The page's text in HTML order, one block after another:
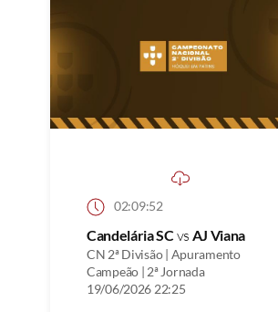
02:09:52
Candelária SCvs AJ Viana
CN 2ª Divisão | Apuramento
Campeão | 2ª Jornada
19/06/2026 22:25